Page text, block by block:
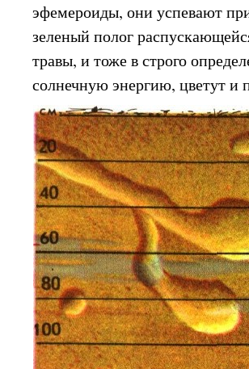
эфемероиды, они успевают
зеленый полог
травы, и тоже в строго
солнечную энергию, цветут и